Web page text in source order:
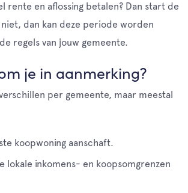
rente en aflossing betalen? Dan start de
dan kan deze periode worden
regels van jouw gemeente.
je in aanmerking?
per gemeente, maar meestal
koopwoning aanschaft.
lokale inkomens- en koopsomgrenzen